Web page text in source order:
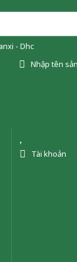
- Dhc
Nhập tên
Tài khoản